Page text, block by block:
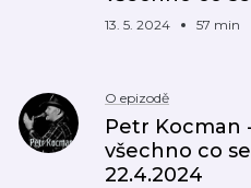
13. 5. 2024 57 min
O epizodě
Petr Kocman
všechno co
22.4.2024